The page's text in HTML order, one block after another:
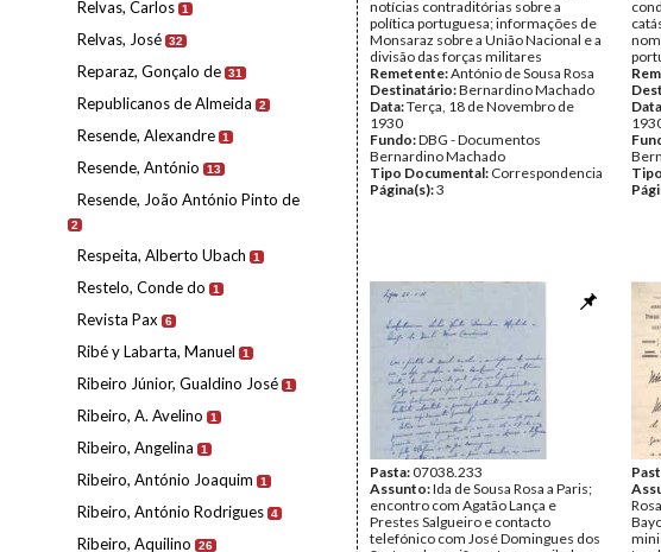
Relvas, Carlos 1
Relvas, José 32
Reparaz, Gonçalo de 31
Republicanos de Almeida 2
Resende, Alexandre 1
Resende, António 13
Resende, João António Pinto de
2
Respeita, Alberto Ubach 1
Restelo, Conde do 1
Revista Pax 6
Ribé y Labarta, Manuel 1
Ribeiro Júnior, Gualdino José 1
Ribeiro, A. Avelino 1
Ribeiro, Angelina 1
Ribeiro, António Joaquim 1
Ribeiro, António Rodrigues 4
Ribeiro, Aquilino 26
notícias contraditórias sobre a
política portuguesa; informações de
Monsaraz sobre a União Nacional e a
divisão das forças militares
Remetente:António de Sousa Rosa
Destinatário:Bernardino Machado
Data:Terça, 18 de Novembro de
1930
Fundo:DBG - Documentos
Bernardino Machado
Tipo Documental: Correspondencia
Página(s):3
Pasta:07038.233
Assunto:Ida de Sousa Rosa a Paris;
encontro com Agatão Lança e
Prestes Salgueiro e contacto
telefónico com José Domingues dos